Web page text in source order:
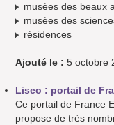
musées des beaux
musées des
résidences
Ajouté le : 5 octobre
Liseo : portail de
Ce portail de France
propose de très